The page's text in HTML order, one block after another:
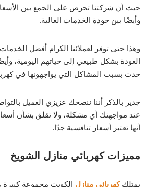
حيث أن شركتنا تحرص على الجمع بين الأسعار
وأيضًا بين جودة الخدمات العالية.
وهذا حتى توفر لعملائنا الكرام أفضل
العودة بشكل طبيعي إلى حياتهم اليومية،
حدث بسبب المشاكل التي يواجهونها في
جدير بالذكر أننا ننصحك عزيزي العميل
عند مواجهتك أي مشكلة، ولا تقلق بشأن
أنها تعتبر أسعار تنافسية جدًا.
مميزات كهربائي منازل الشويخ
يمتلك كهربائي منازل الكويت مجموعة كبيرة